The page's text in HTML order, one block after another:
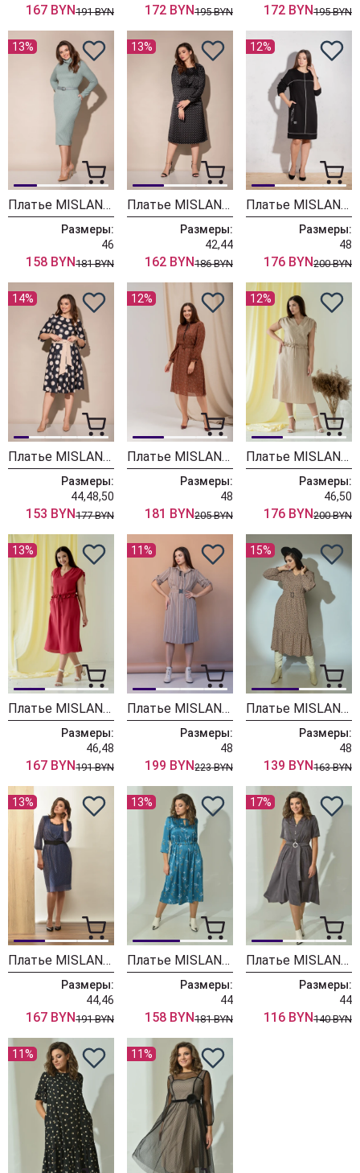
167 BYN191 BYN 172 BYN195 BYN 172 BYN195 BYN
13%
Платье MISLANA WOMEN 6252/1
Размеры:
46
158 BYN181 BYN
13%
Платье MISLANA WOMEN 723
Размеры:
42,44
162 BYN186 BYN
12%
Платье MISLANA WOMEN 628
Размеры:
48
176 BYN200 BYN
14%
Платье MISLANA WOMEN 410/1
Размеры:
44,48,50
153 BYN177 BYN
12%
Платье MISLANA WOMEN 494/3
Размеры:
48
181 BYN205 BYN
12%
Платье MISLANA WOMEN 667 бежевый
Размеры:
46,50
176 BYN200 BYN
13%
Платье MISLANA WOMEN 665 красный
Размеры:
46,48
167 BYN191 BYN
11%
Платье MISLANA WOMEN 629
Размеры:
48
199 BYN223 BYN
15%
Платье MISLANA WOMEN 611
Размеры:
48
139 BYN163 BYN
13%
Платье MISLANA WOMEN 424/1
Размеры:
44,46
167 BYN191 BYN
13%
Платье MISLANA WOMEN 536
Размеры:
44
158 BYN181 BYN
17%
Платье MISLANA WOMEN 534/1
Размеры:
44
116 BYN140 BYN
11% 11%